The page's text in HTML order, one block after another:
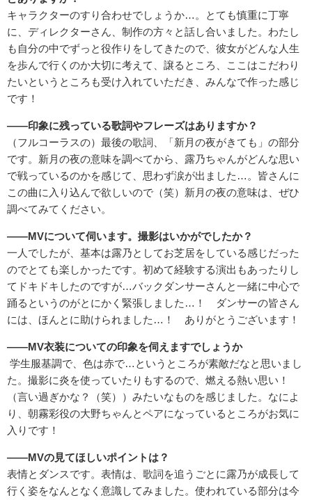
キャラクターのすり合わせでしょうか…。とても慎重に丁寧
に、ディレクターさん、制作の方々と話し合いました。わたし
も自分の中でずっと役作りをしてきたので、彼女がどんな人生
を歩んで行くのか大切に考えて、譲るところ、ここはこだわり
たいというところも受け入れていただき、みんなで作った感じ
です！
――印象に残っている歌詞やフレーズはありますか？
（フルコーラスの）最後の歌詞、「新月の夜がきても」の部分
です。新月の夜の意味を調べてから、露乃ちゃんがどんな思い
で戦っているのかを感じて、思わず涙が出ました…。皆さんに
この曲に入り込んで欲しいので（笑）新月の夜の意味は、ぜひ
調べてみてください。
――MVについて伺います。撮影はいかがでしたか？
一人でしたが、基本は露乃としてお芝居をしている感じだった
のでとても楽しかったです。初めて経験する演出もあったりし
てドキドキしたのですが…バックダンサーさんと一緒に中心で
踊るというのがとにかく緊張しました…！ ダンサーの皆さん
には、ほんとに助けられました…！ ありがとうございます！
――MV衣装についての印象を伺えますでしょうか
学生服基調で、色は赤で…というところが素敵だなと思いまし
た。撮影に炎を使っていたりもするので、燃える熱い思い！
（言い過ぎかな？（笑））みたいなものを感じました。なによ
り、朝霧彩役の大野ちゃんとペアになっているところがお気に
入りです！
――MVの見てほしいポイントは？
表情とダンスです。表情は、歌詞を追うごとに露乃が成長して
行く姿をなんとなく意識してみました。使われている部分は今